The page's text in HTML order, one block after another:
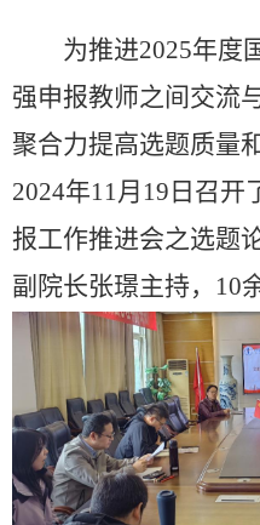
为推进2025年度
强申报教师之间交流
聚合力提高选题质量
2024年11月 19 日召开
报工作推进会之选题
副院长张璟主持， 10